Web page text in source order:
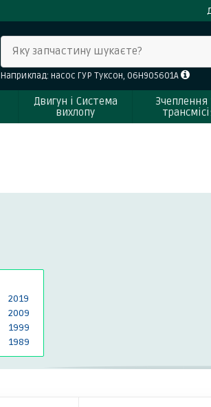
Яку запчастину шукаєте?
Наприклад: насос ГУР Туксон, 06H905601A
Двигун і Система
вихлопу
Зчеплення
2019
2009
1999
1989